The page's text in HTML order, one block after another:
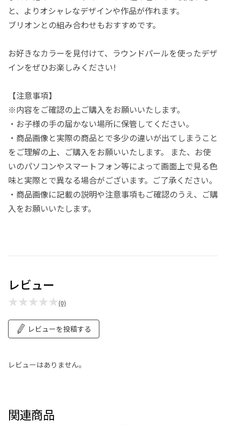
と、よりオシャレなデザインや作品が作れます。
ブリオンとの組み合わせもおすすめです。
お好きなカラーを見付けて、ラウンドパールを使ったデザ
インをぜひお楽しみください!
【注意事項】
※内容をご確認の上ご購入をお願いいたします。
・お子様の手の届かない場所に保管してください。
・商品画像と実際の商品とで多少の違いが出てしまうこと
をご理解の上、ご購入をお願いいたします。 また、お使
いのパソコンやスマートフォン等によって画面上で見る色
味と実際とで異なる場合がございます。ご了承ください。
・商品画像に記載の説明や注意事項もご確認のうえ、ご購
入をお願いいたします。
レビュー
★★★★★(0)
レビューを投稿する
レビューはありません。
関連商品